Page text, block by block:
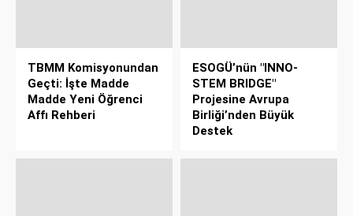
TBMM Komisyonundan
Geçti: İşte Madde
Madde Yeni Öğrenci
Affı Rehberi
ESOGÜ’nün "INNO-
STEM BRIDGE"
Projesine Avrupa
Birliği’nden Büyük
Destek